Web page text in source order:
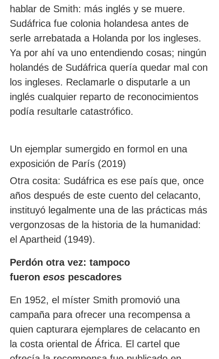
hablar de Smith: más inglés y se muere.
Sudáfrica fue colonia holandesa antes de
serle arrebatada a Holanda por los ingleses.
Ya por ahí va uno entendiendo cosas; ningún
holandés de Sudáfrica quería quedar mal con
los ingleses. Reclamarle o disputarle a un
inglés cualquier reparto de reconocimientos
podía resultarle catastrófico.
Un ejemplar sumergido en formol en una
exposición de París (2019)
Otra cosita: Sudáfrica es ese país que, once
años después de este cuento del celacanto,
instituyó legalmente una de las prácticas más
vergonzosas de la historia de la humanidad:
el Apartheid (1949).
Perdón otra vez: tampoco
fueron esos pescadores
En 1952, el míster Smith promovió una
campaña para ofrecer una recompensa a
quien capturara ejemplares de celacanto en
la costa oriental de África. El cartel que